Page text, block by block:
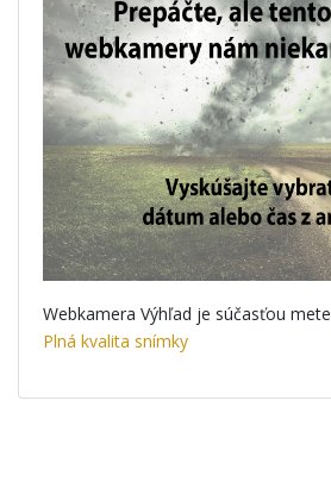
Webkamera Výhľad je súčasťou
Plná kvalita snímky